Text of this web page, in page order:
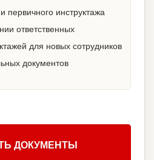
первичного инструктажа
ответственных
для новых сотрудников
документов
ДОКУМЕНТЫ